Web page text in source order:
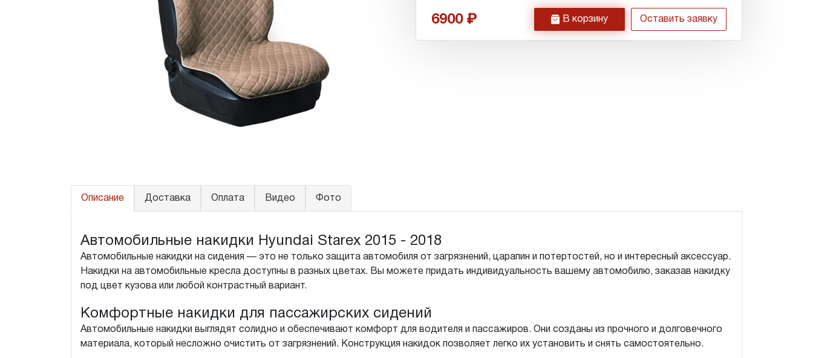
6900 h В корзину Оставить заявку
Описание Доставка Оплата Видео Фото
Автомобильные накидки Hyundai Starex 2015 - 2018
Автомобильные накидки на сидения — это не только защита автомобиля от загрязнений, царапин и потертостей, но и интересный аксессуар.
Накидки на автомобильные кресла доступны в разных цветах. Вы можете придать индивидуальность вашему автомобилю, заказав накидку
под цвет кузова или любой контрастный вариант.
Комфортные накидки для пассажирских сидений
Автомобильные накидки выглядят солидно и обеспечивают комфорт для водителя и пассажиров. Они созданы из прочного и долговечного
материала, который несложно очистить от загрязнений. Конструкция накидок позволяет легко их установить и снять самостоятельно.